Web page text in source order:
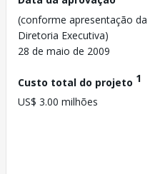
(conforme apresentação da
Diretoria Executiva)
28 de maio de 2009
Custo total do projeto 1
US$ 3.00 milhões